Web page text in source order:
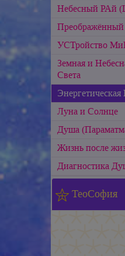
Небесный РАй
УСТройство
Земная и
Света
Луна и Солнце
Душа
Жизнь после
Диагностика
ТеоСофия